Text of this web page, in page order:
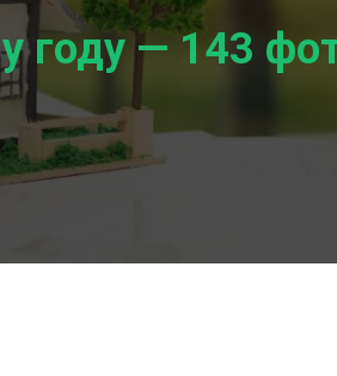
году — 143